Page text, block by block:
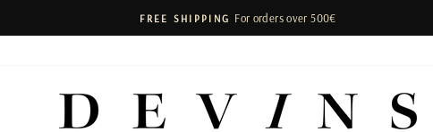
Pause
FREE SHIPPING For orders over 500€